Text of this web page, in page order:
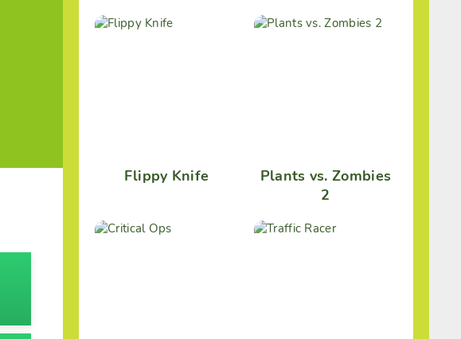
Flippy Knife
Plants vs. Zombies
2